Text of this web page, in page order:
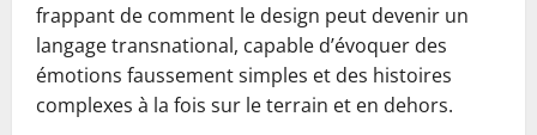
frappant de comment le design peut devenir un
langage transnational, capable d’évoquer des
émotions faussement simples et des histoires
complexes à la fois sur le terrain et en dehors.